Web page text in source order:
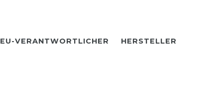
EU-VERANTWORTLICHER HERSTELLER